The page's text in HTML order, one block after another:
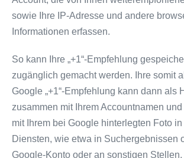
sowie Ihre IP-Adresse und andere
Informationen erfassen.
So kann Ihre „+1“-Empfehlung
zugänglich gemacht werden. Ihre somit
Google „+1“-Empfehlung kann dann als
zusammen mit Ihrem Accountnamen
mit Ihrem bei Google hinterlegten Foto
Diensten, wie etwa in Suchergebnissen
Google-Konto oder an sonstigen